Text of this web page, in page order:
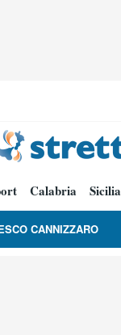
Calabria Sicilia
CANNIZZARO